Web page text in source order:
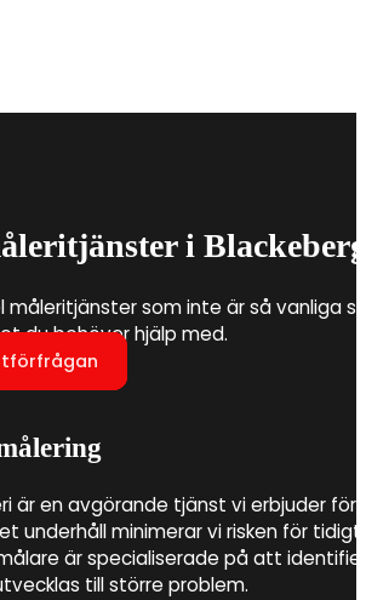
i Blackeberg
måleritjänster som inte är så vanliga
du behöver hjälp med.
är en avgörande tjänst vi erbjuder
underhåll minimerar vi risken för
är specialiserade på att
till större problem.